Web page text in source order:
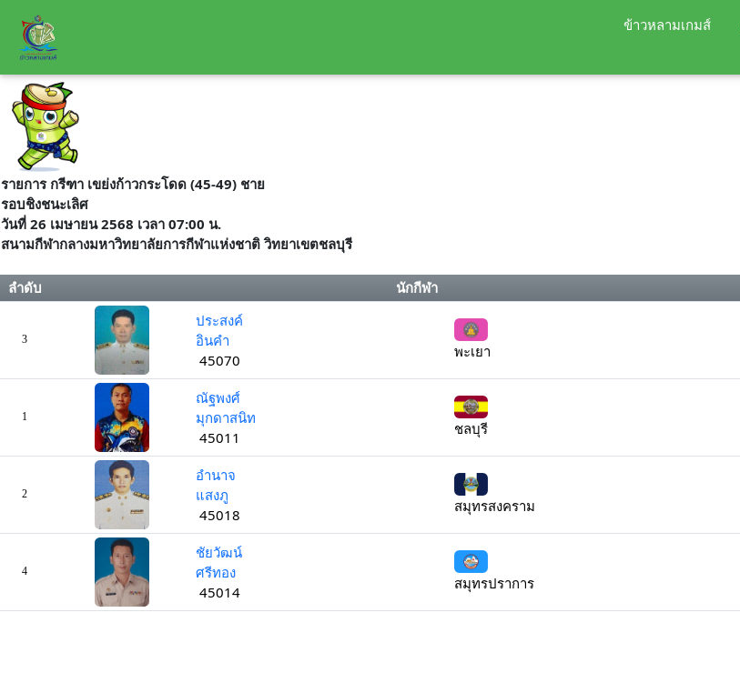
ข้าวหลามเกมส์
รายการ กรีฑา เขย่งก้าวกระโดด (45-49) ชาย
รอบชิงชนะเลิศ
วันที่ 26 เมษายน 2568 เวลา 07:00 น.
สนามกีฬากลางมหาวิทยาลัยการกีฬาแห่งชาติ วิทยาเขตชลบุรี
ลำดับ นักกีฬา
3
ประสงค์
อินคำ
45070
พะเยา
1
ณัฐพงศ์
มุกดาสนิท
45011
ชลบุรี
2
อำนาจ
แสงภู
45018
สมุทรสงคราม
4
ชัยวัฒน์
ศรีทอง
45014
สมุทรปราการ